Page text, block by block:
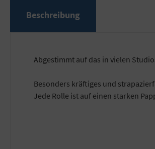
Beschreibung
Abgestimmt auf das in vielen
Besonders kräftiges und
Jede Rolle ist auf einen starken